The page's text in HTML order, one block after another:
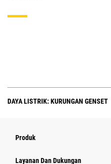
DAYA LISTRIK: KURUNGAN GENSET
Produk
Layanan Dan Dukungan